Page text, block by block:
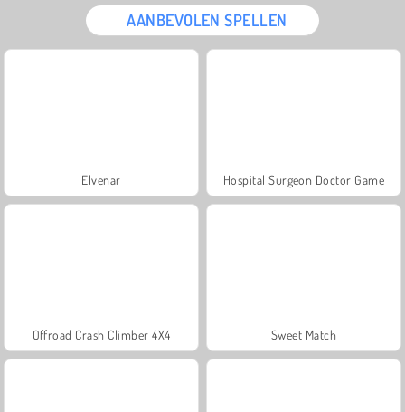
AANBEVOLEN SPELLEN
Elvenar Hospital Surgeon Doctor Game
Offroad Crash Climber 4X4 Sweet Match